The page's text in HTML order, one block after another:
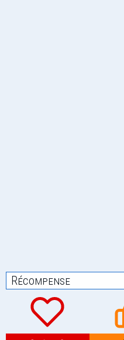
Récompense